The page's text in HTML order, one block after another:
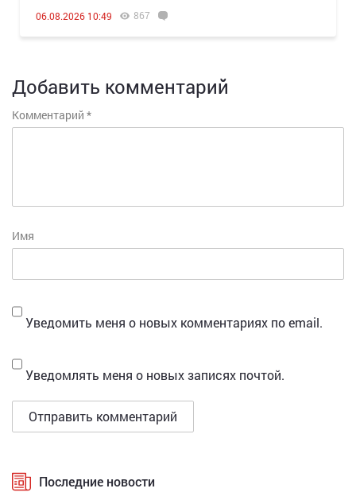
06.08.2026 10:49 867
Добавить комментарий
Комментарий *
Имя
Уведомить меня о новых комментариях по email.
Уведомлять меня о новых записях почтой.
Последние новости